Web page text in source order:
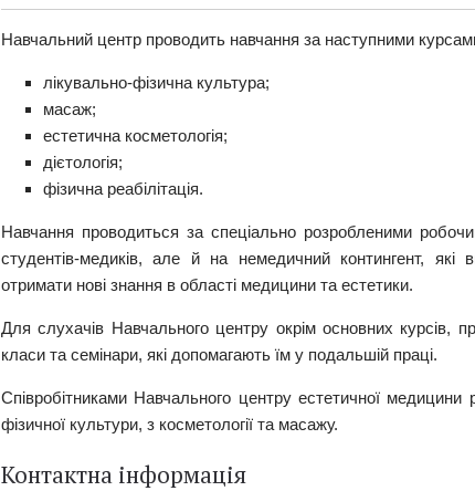
Навчальний центр проводить навчання за наступними
лікувально-фізична культура;
масаж;
естетична косметологія;
дієтологія;
фізична реабілітація.
Навчання проводиться за спеціально розробленими
студентів-медиків, але й на немедичний контингент, які
отримати нові знання в області медицини та естетики.
Для слухачів Навчального центру окрім основних курсів,
класи та семінари, які допомагають їм у подальшій праці.
Співробітниками Навчального центру естетичної медицини
фізичної культури, з косметології та масажу.
Контактна інформація